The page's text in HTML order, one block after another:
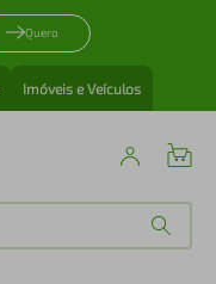
Quero
Imóveis e Veículos